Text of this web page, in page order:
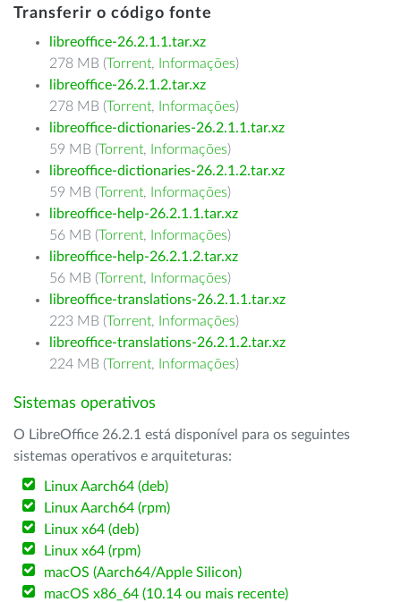
Transferir o código fonte
libreoffice-26.2.1.1.tar.xz
278 MB (Torrent, Informações)
libreoffice-26.2.1.2.tar.xz
278 MB (Torrent, Informações)
libreoffice-dictionaries-26.2.1.1.tar.xz
59 MB (Torrent, Informações)
libreoffice-dictionaries-26.2.1.2.tar.xz
59 MB (Torrent, Informações)
libreoffice-help-26.2.1.1.tar.xz
56 MB (Torrent, Informações)
libreoffice-help-26.2.1.2.tar.xz
56 MB (Torrent, Informações)
libreoffice-translations-26.2.1.1.tar.xz
223 MB (Torrent, Informações)
libreoffice-translations-26.2.1.2.tar.xz
224 MB (Torrent, Informações)
Sistemas operativos
O LibreOffice 26.2.1 está disponível para os seguintes
sistemas operativos e arquiteturas:
Linux Aarch64 (deb)
Linux Aarch64 (rpm)
Linux x64 (deb)
Linux x64 (rpm)
macOS (Aarch64/Apple Silicon)
macOS x86_64 (10.14 ou mais recente)